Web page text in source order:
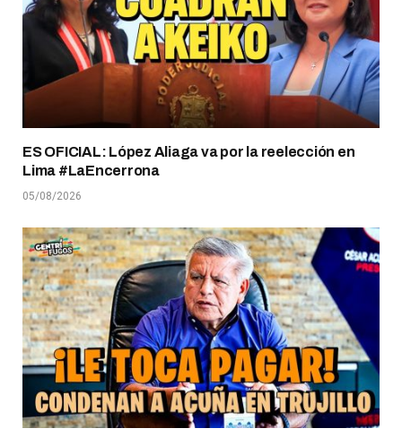
ES OFICIAL: López Aliaga va por la reelección en
Lima #LaEncerrona
05/08/2026